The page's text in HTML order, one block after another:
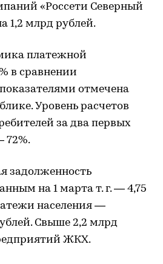
«Россети Северный
1,2 млрд рублей.
платежной
в сравнении
отмечена
Уровень расчетов
за два первых
72%.
задолженность
на 1 марта т. г. — 4,75
населения —
Свыше 2,2 млрд
ЖКХ.